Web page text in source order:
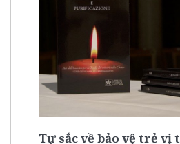
Tự sắc về bảo vệ trẻ